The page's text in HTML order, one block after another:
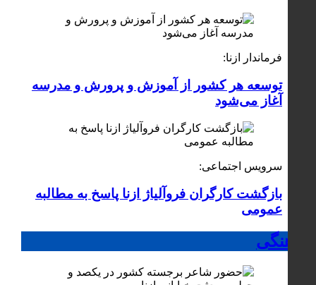
فرماندار ازنا:
توسعه هر کشور از آموزش و پرورش و مدرسه
آغاز می‌شود
سرویس اجتماعی:
بازگشت کارگران فروآلیاژ ازنا پاسخ به مطالبه
عمومی
فرهنگی